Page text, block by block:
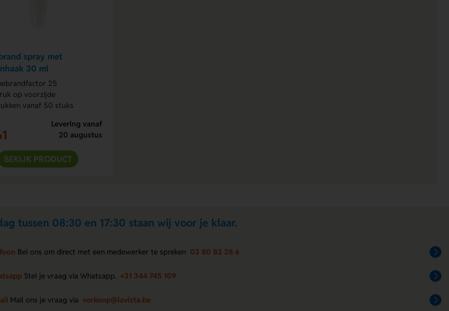
spray met
30 ml
25
op voorzijde
vanaf 50 stuks
Levering vanaf
20 augustus
BEKIJK PRODUCT
tussen 08:30 en 17:30 staan wij voor je klaar.
Bel ons om direct met een medewerker te spreken 03 80 83 28 6
Stel je vraag via Whatsapp. +31 344 745 109
Mail ons je vraag via verkoop@lavista.be